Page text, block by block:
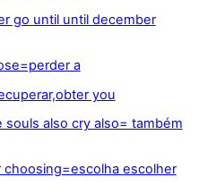
go until until december
a
you
souls also cry also= também
escolher